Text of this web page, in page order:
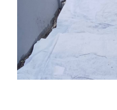
ข้อมูลการถมดิน
ติดต่อเรา